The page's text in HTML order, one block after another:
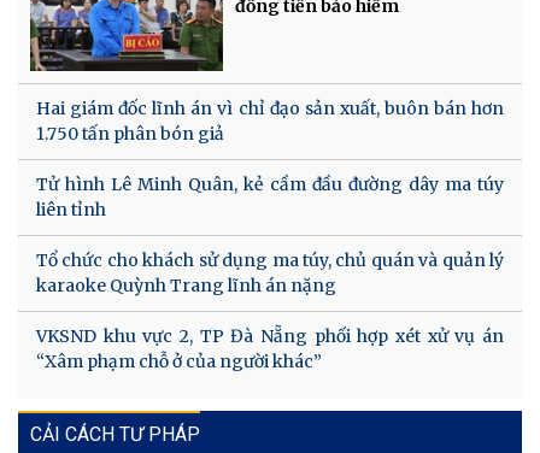
đồng tiền bảo hiểm
Hai giám đốc lĩnh án vì chỉ đạo sản xuất, buôn bán hơn
1.750 tấn phân bón giả
Tử hình Lê Minh Quân, kẻ cầm đầu đường dây ma túy
liên tỉnh
Tổ chức cho khách sử dụng ma túy, chủ quán và quản lý
karaoke Quỳnh Trang lĩnh án nặng
VKSND khu vực 2, TP Đà Nẵng phối hợp xét xử vụ án
“Xâm phạm chỗ ở của người khác”
CẢI CÁCH TƯ PHÁP